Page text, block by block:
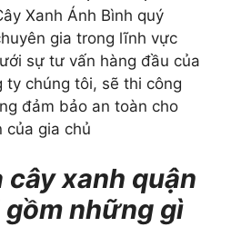
Xanh Ánh Bình quý
gia trong lĩnh vực
sự tư vấn hàng đầu của
ty chúng tôi, sẽ thi công
đảm bảo an toàn cho
của gia chủ
xanh quận
gồm những gì